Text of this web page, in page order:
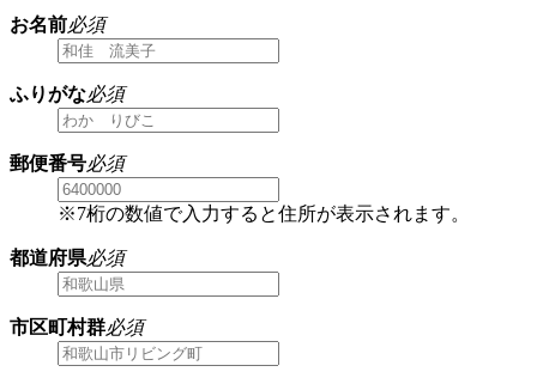
お名前必須
ふりがな必須
郵便番号必須
※7桁の数値で入力すると住所が表示されます。
都道府県必須
市区町村群必須